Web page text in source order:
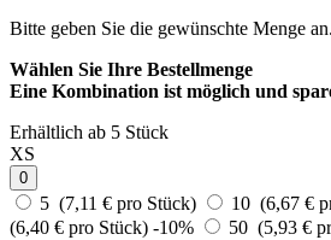
Bitte geben Sie die gewünschte Menge an.
Wählen Sie Ihre Bestellmenge
Eine Kombination ist möglich und
Erhältlich ab 5 Stück
XS
0
5 (7,11 € pro Stück) 10 (6,67 €
(6,40 € pro Stück) -10% 50 (5,93 €